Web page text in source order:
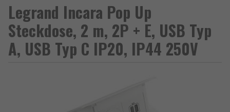
Legrand Incara Pop Up
Steckdose, 2 m, 2P + E, USB Typ
A, USB Typ C IP20, IP44 250V